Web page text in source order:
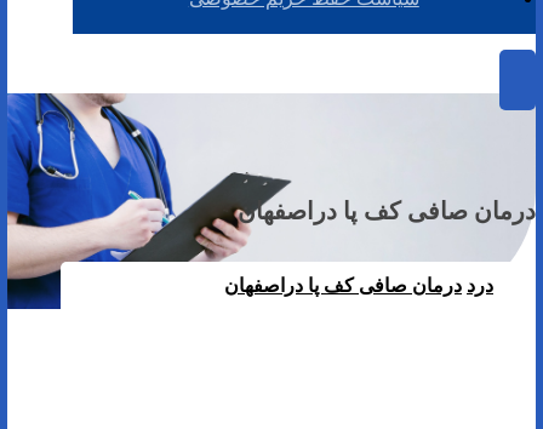
درمان صافی کف پا دراصفهان
درد درمان صافی کف پا دراصفهان